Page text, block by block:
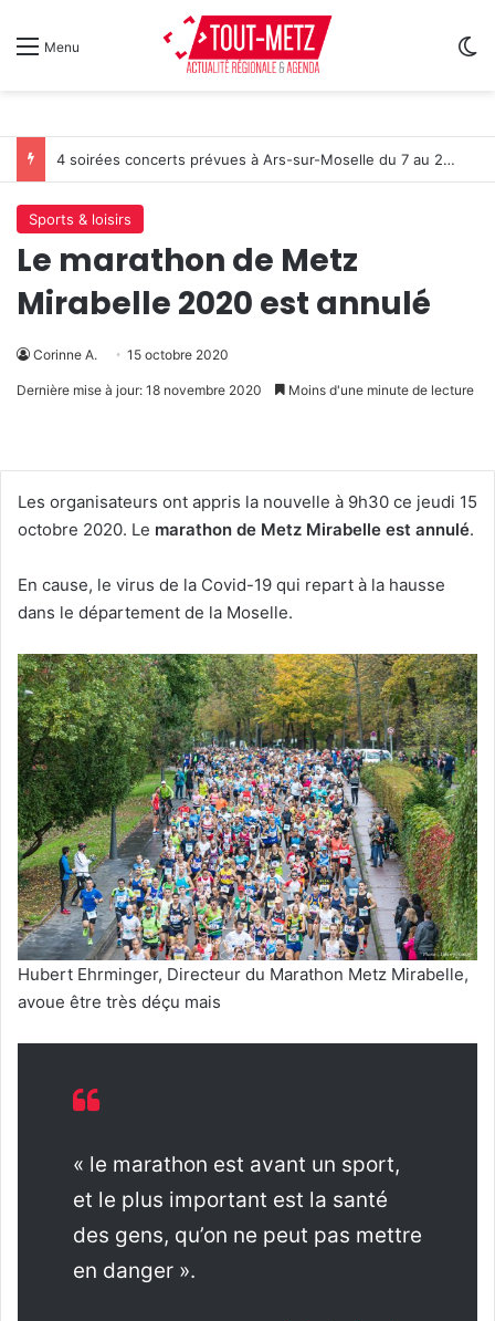
Menu
4 soirées concerts prévues à Ars-sur-Moselle du 7 au 28 août 2026
Sports & loisirs
Le marathon de Metz
Mirabelle 2020 est annulé
Corinne A. 15 octobre 2020
Dernière mise à jour: 18 novembre 2020 Moins d'une minute de lecture
Les organisateurs ont appris la nouvelle à 9h30 ce jeudi 15
octobre 2020. Le marathon de Metz Mirabelle est annulé.
En cause, le virus de la Covid-19 qui repart à la hausse
dans le département de la Moselle.
Hubert Ehrminger, Directeur du Marathon Metz Mirabelle,
avoue être très déçu mais
« le marathon est avant un sport,
et le plus important est la santé
des gens, qu’on ne peut pas mettre
en danger ».